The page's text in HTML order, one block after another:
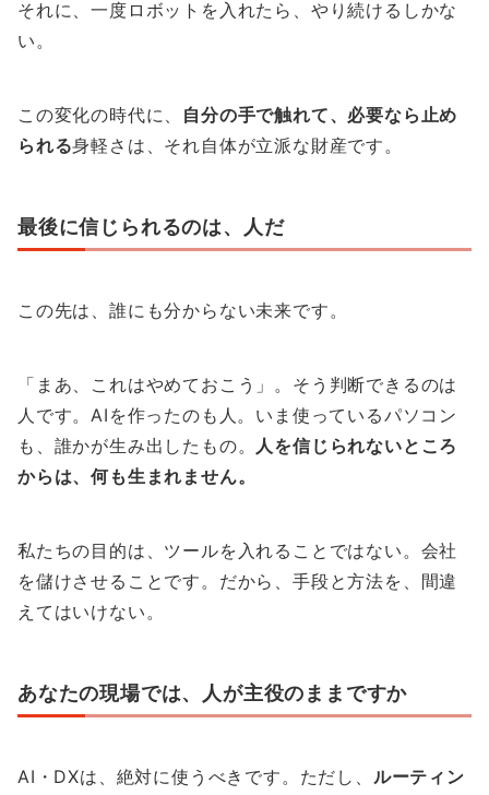
それに、一度ロボットを入れたら、やり続けるしかな
い。
この変化の時代に、 自分の手で触れて、必要なら止め
られる身軽さは、それ自体が立派な財産です。
最後に信じられるのは、人だ
この先は、誰にも分からない未来です。
「まあ、これはやめておこう」。そう判断できるのは
人です。AIを作ったのも人。いま使っているパソコン
も、誰かが生み出したもの。 人を信じられないところ
からは、何も生まれません。
私たちの目的は、ツールを入れることではない。会社
を儲けさせることです。だから、手段と方法を、間違
えてはいけない。
あなたの現場では、人が主役のままですか
AI・DXは、絶対に使うべきです。ただし、 ルーティン